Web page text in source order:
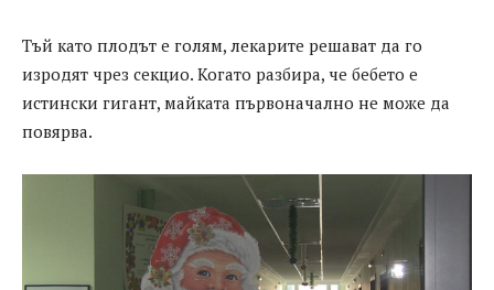
Тъй като плодът е голям, лекарите решават да го
изродят чрез секцио. Когато разбира, че бебето е
истински гигант, майката първоначално не може да
повярва.